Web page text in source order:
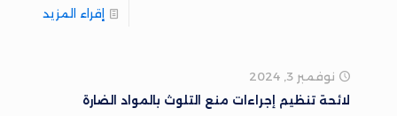
إقراء المزيد
نوفمبر 3, 2024
لائحة تنظيم إجراءات منع التلوث بالمواد الضارة